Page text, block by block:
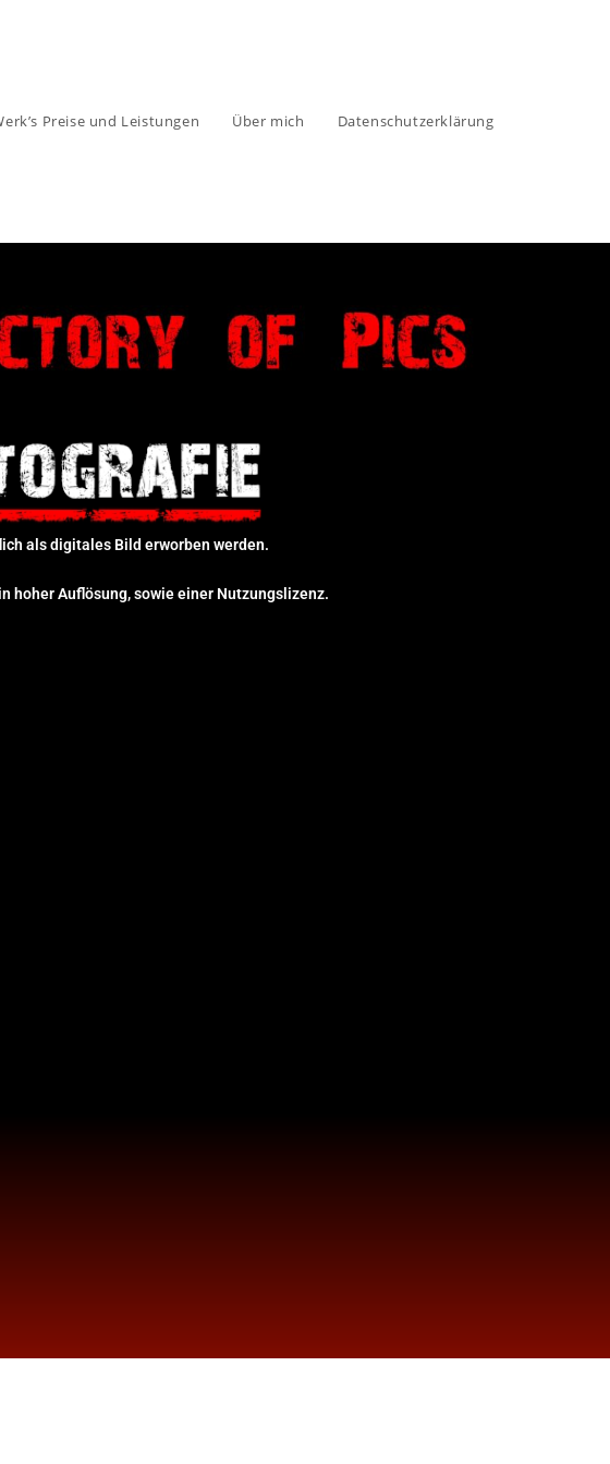
Preise und Leistungen Über mich Datenschutzerklärung
als digitales Bild erworben werden.
hoher Auflösung, sowie einer Nutzungslizenz.